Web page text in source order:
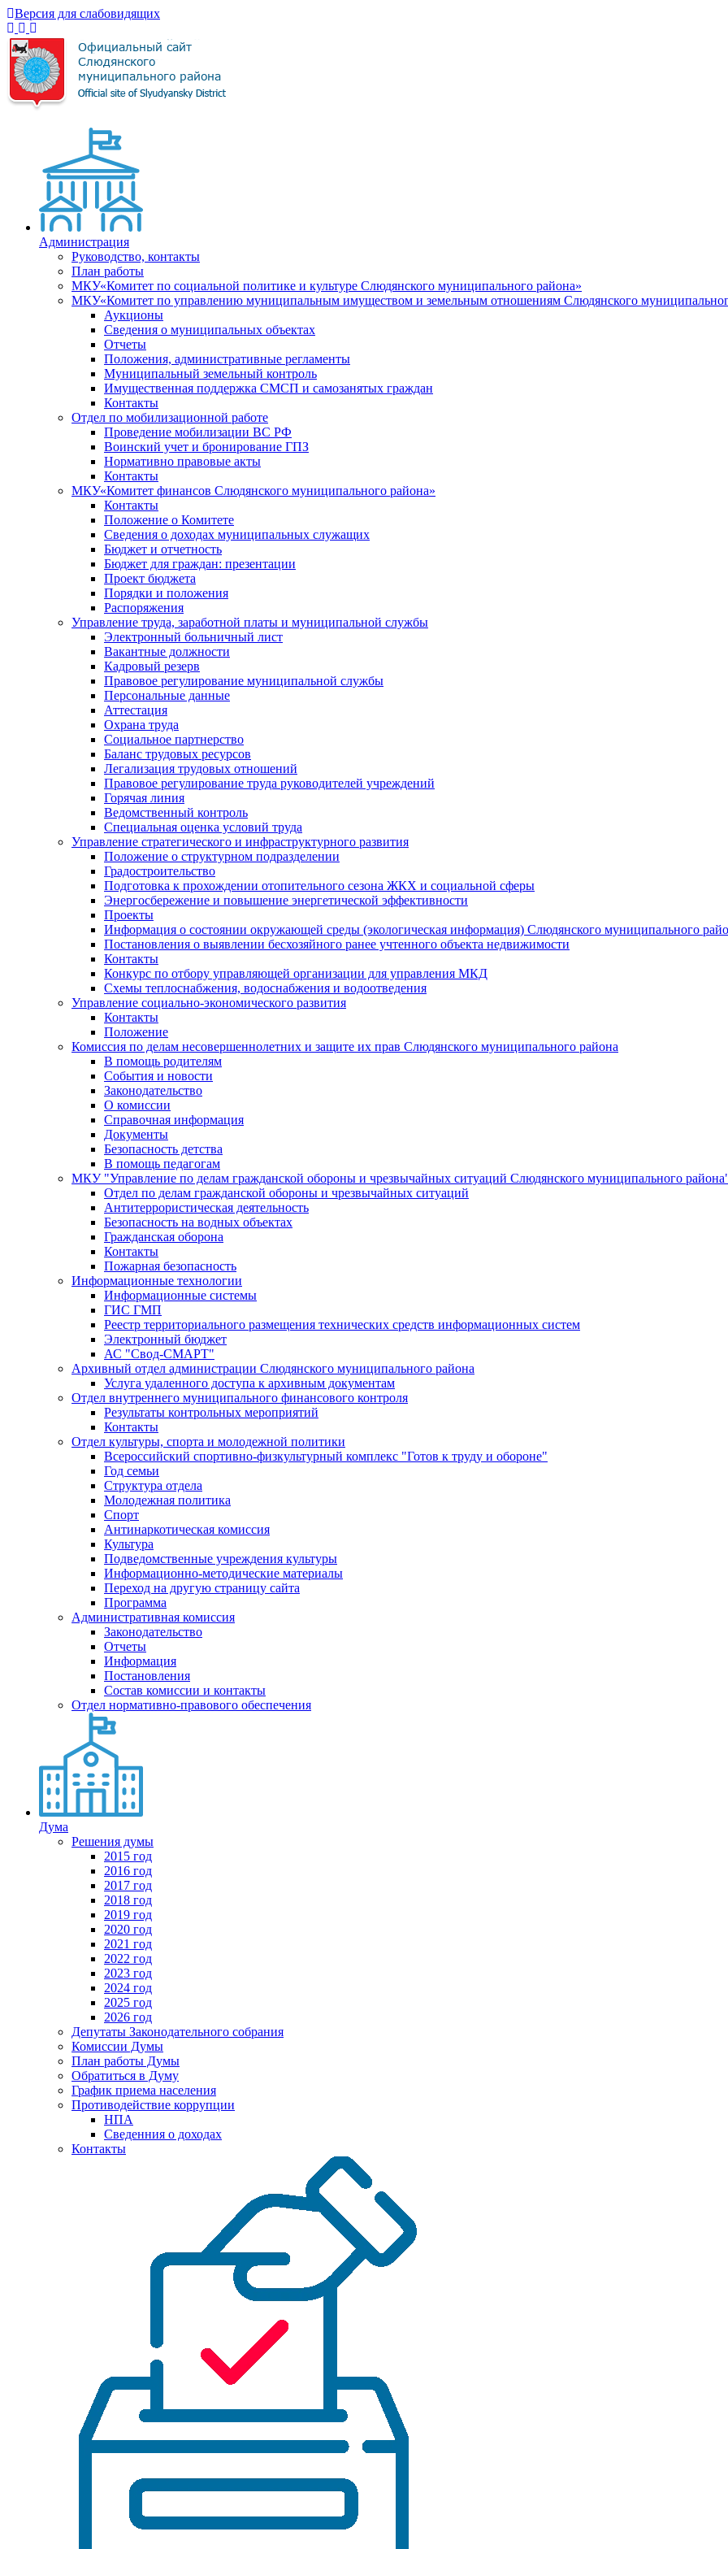
Версия для слабовидящих
Администрация
Руководство, контакты
План работы
МКУ«Комитет по социальной политике и культуре Слюдянского муниципального района»
МКУ«Комитет по управлению муниципальным имуществом и земельным отношениям Слюдянского
Аукционы
Сведения о муниципальных объектах
Отчеты
Положения, административные регламенты
Муниципальный земельный контроль
Имущественная поддержка СМСП и самозанятых граждан
Контакты
Отдел по мобилизационной работе
Проведение мобилизации ВС РФ
Воинский учет и бронирование ГПЗ
Нормативно правовые акты
Контакты
МКУ«Комитет финансов Слюдянского муниципального района»
Контакты
Положение о Комитете
Сведения о доходах муниципальных служащих
Бюджет и отчетность
Бюджет для граждан: презентации
Проект бюджета
Порядки и положения
Распоряжения
Управление труда, заработной платы и муниципальной службы
Электронный больничный лист
Вакантные должности
Кадровый резерв
Правовое регулирование муниципальной службы
Персональные данные
Аттестация
Охрана труда
Социальное партнерство
Баланс трудовых ресурсов
Легализация трудовых отношений
Правовое регулирование труда руководителей учреждений
Горячая линия
Ведомственный контроль
Специальная оценка условий труда
Управление стратегического и инфраструктурного развития
Положение о структурном подразделении
Градостроительство
Подготовка к прохождении отопительного сезона ЖКХ и социальной сферы
Энергосбережение и повышение энергетической эффективности
Проекты
Информация о состоянии окружающей среды (экологическая информация) Слюдянского муниципального
Постановления о выявлении бесхозяйного ранее учтенного объекта недвижимости
Контакты
Конкурс по отбору управляющей организации для управления МКД
Схемы теплоснабжения, водоснабжения и водоотведения
Управление социально-экономического развития
Контакты
Положение
Комиссия по делам несовершеннолетних и защите их прав Слюдянского муниципального района
В помощь родителям
События и новости
Законодательство
О комиссии
Справочная информация
Документы
Безопасность детства
В помощь педагогам
МКУ "Управление по делам гражданской обороны и чрезвычайных ситуаций Слюдянского муниципального
Отдел по делам гражданской обороны и чрезвычайных ситуаций
Антитеррористическая деятельность
Безопасность на водных объектах
Гражданская оборона
Контакты
Пожарная безопасность
Информационные технологии
Информационные системы
ГИС ГМП
Реестр территориального размещения технических средств информационных систем
Электронный бюджет
АС "Свод-СМАРТ"
Архивный отдел администрации Слюдянского муниципального района
Услуга удаленного доступа к архивным документам
Отдел внутреннего муниципального финансового контроля
Результаты контрольных мероприятий
Контакты
Отдел культуры, спорта и молодежной политики
Всероссийский спортивно-физкультурный комплекс "Готов к труду и обороне"
Год семьи
Структура отдела
Молодежная политика
Спорт
Антинаркотическая комиссия
Культура
Подведомственные учреждения культуры
Информационно-методические материалы
Переход на другую страницу сайта
Программа
Административная комиссия
Законодательство
Отчеты
Информация
Постановления
Состав комиссии и контакты
Отдел нормативно-правового обеспечения
Дума
Решения думы
2015 год
2016 год
2017 год
2018 год
2019 год
2020 год
2021 год
2022 год
2023 год
2024 год
2025 год
2026 год
Депутаты Законодательного собрания
Комиссии Думы
План работы Думы
Обратиться в Думу
График приема населения
Противодействие коррупции
НПА
Сведенния о доходах
Контакты